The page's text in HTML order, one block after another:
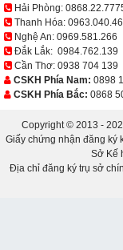
Hải Phòng:
Thanh Hóa:
Nghệ An: 0969.581.266
Đắk Lắk: 0984.762.139
Cần Thơ: 0938 704 139
CSKH Phía Nam: 0898
CSKH Phía Bắc: 0868
Copyright © 2013 -
Giấy chứng nhận đăng ký
Sở Kế
Địa chỉ đăng ký trụ sở